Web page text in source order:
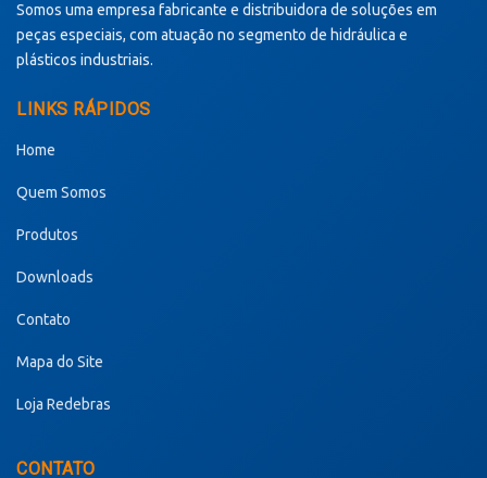
Somos uma empresa fabricante e distribuidora de soluções em
peças especiais, com atuação no segmento de hidráulica e
plásticos industriais.
LINKS RÁPIDOS
Home
Quem Somos
Produtos
Downloads
Contato
Mapa do Site
Loja Redebras
CONTATO